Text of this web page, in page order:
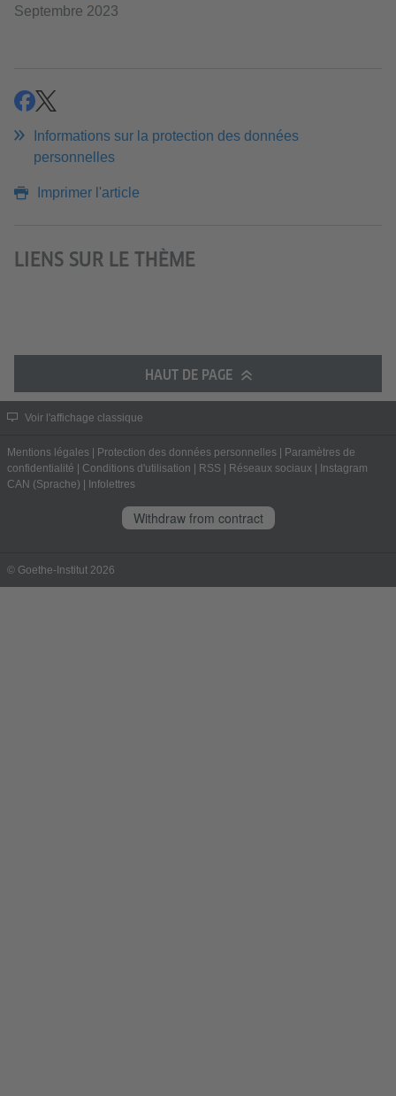
Septembre 2023
partagerpartager
Informations sur la protection des données
personnelles
Imprimer l'article
LIENS SUR LE THÈME
HAUT DE PAGE
Voir l'affichage classique
Mentions légales Protection des données personnelles
Paramètres de
confidentialité
Conditions d'utilisation RSS Réseaux sociaux
Instagram
CAN (Sprache)
Infolettres
Withdraw from contract
© Goethe-Institut 2026